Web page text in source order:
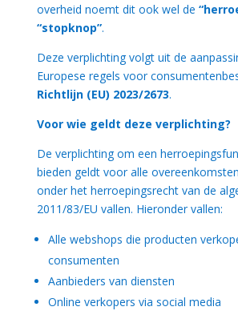
overheid noemt dit ook wel de
“stopknop”.
Deze verplichting volgt uit de
Europese regels voor
Richtlijn (EU) 2023/2673.
Voor wie geldt deze verplichting?
De verplichting om een
bieden geldt voor alle
onder het herroepingsrecht van de
2011/83/EU vallen. Hieronder vallen:
Alle webshops die producten
consumenten
Aanbieders van diensten
Online verkopers via social media